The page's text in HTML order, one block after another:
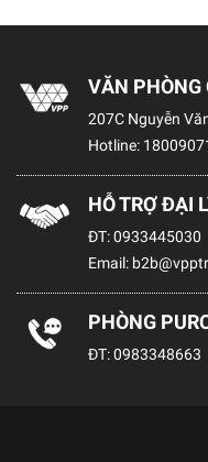
VĂN PHÒNG
207C Nguyễn
Hotline:
HỖ TRỢ ĐẠI
ĐT:0933445030
Email:
PHÒNG
ĐT:0983348663